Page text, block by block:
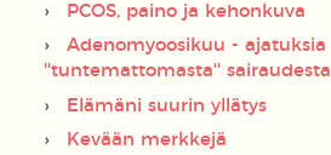
PCOS, paino ja kehonkuva
Adenomyoosikuu - ajatuksia
''tuntemattomasta'' sairaudesta
Elämäni suurin yllätys
Kevään merkkejä